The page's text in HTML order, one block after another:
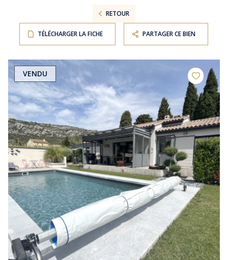
RETOUR
TÉLÉCHARGER LA FICHE PARTAGER CE BIEN
VENDU